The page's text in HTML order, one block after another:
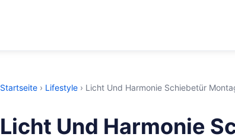
Startseite › Lifestyle › Licht Und Harmonie Schiebetür
Licht Und Harmonie